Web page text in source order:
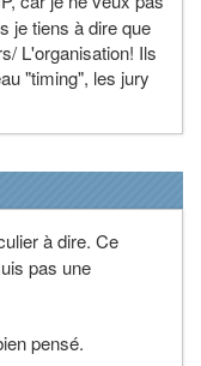
je tiens à dire que
L'organisation! Ils
"timing", les jury
à dire. Ce
pas une
pensé.